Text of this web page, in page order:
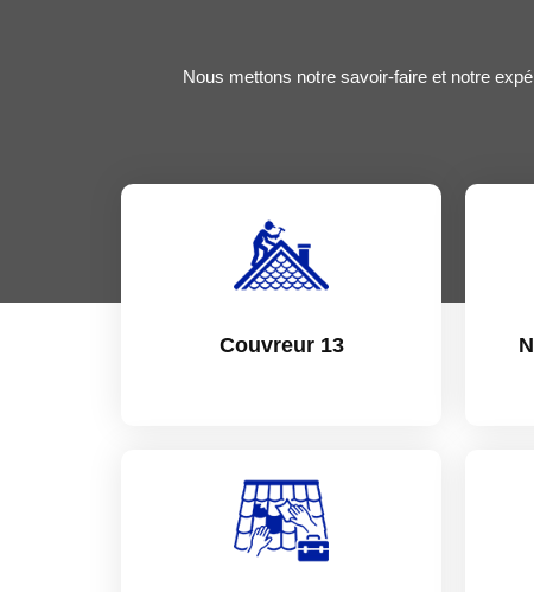
Nous mettons notre savoir-faire et notre
Couvreur 13